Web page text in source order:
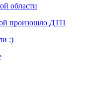
области
произошло ДТП
:)